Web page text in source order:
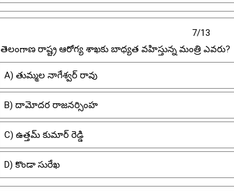
7/13
తెలంగాణ రాష్ట్ర ఆరోగ్య శాఖకు బాధ్యత వహిస్తున్న మంత్రి ఎవరు?
A) తుమ్మల నాగేశ్వర్ రావు
B) దామోదర రాజనర్సింహ
C) ఉత్తమ్ కుమార్ రెడ్డి
D) కొండా సురేఖ